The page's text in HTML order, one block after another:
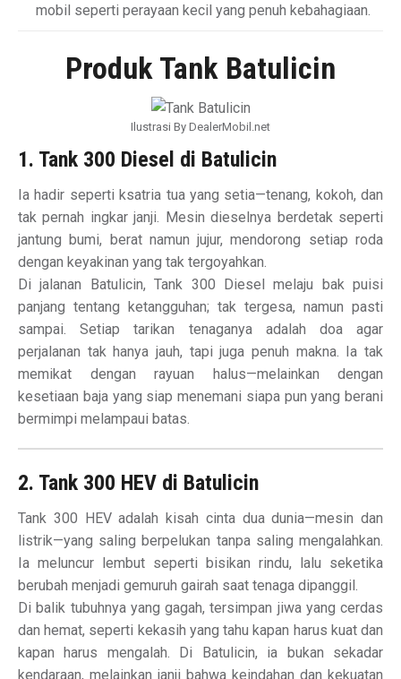
mobil seperti perayaan kecil yang penuh kebahagiaan.
Produk Tank Batulicin
Ilustrasi By DealerMobil.net
1. Tank 300 Diesel di Batulicin
Ia hadir seperti ksatria tua yang setia—tenang, kokoh, dan
tak pernah ingkar janji. Mesin dieselnya berdetak seperti
jantung bumi, berat namun jujur, mendorong setiap roda
dengan keyakinan yang tak tergoyahkan.
Di jalanan Batulicin, Tank 300 Diesel melaju bak puisi
panjang tentang ketangguhan; tak tergesa, namun pasti
sampai. Setiap tarikan tenaganya adalah doa agar
perjalanan tak hanya jauh, tapi juga penuh makna. Ia tak
memikat dengan rayuan halus—melainkan dengan
kesetiaan baja yang siap menemani siapa pun yang berani
bermimpi melampaui batas.
2. Tank 300 HEV di Batulicin
Tank 300 HEV adalah kisah cinta dua dunia—mesin dan
listrik—yang saling berpelukan tanpa saling mengalahkan.
Ia meluncur lembut seperti bisikan rindu, lalu seketika
berubah menjadi gemuruh gairah saat tenaga dipanggil.
Di balik tubuhnya yang gagah, tersimpan jiwa yang cerdas
dan hemat, seperti kekasih yang tahu kapan harus kuat dan
kapan harus mengalah. Di Batulicin, ia bukan sekadar
kendaraan, melainkan janji bahwa keindahan dan kekuatan